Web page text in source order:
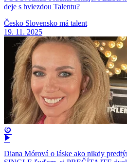
deje s hviezdou Talentu?
Česko Slovensko má talent
19. 11. 2025
Diana Mórová o láske ako nikdy